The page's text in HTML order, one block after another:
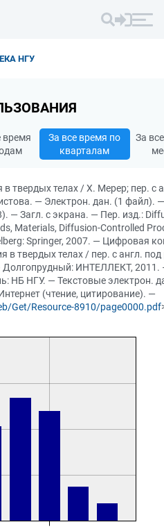
НГУ
время
За все время по
кварталам
За
твердых телах / Х. Мерер; пер. с
— Электрон. дан. (1 файл). —
— Загл. с экрана. — Пер. изд.:
Materials, Diffusion-Controlled
Springer, 2007. — Цифровая
в твердых телах / пер. с англ. под
ИНТЕЛЛЕКТ, 2011.
НБ НГУ. — Текстовые электрон.
(чтение, цитирование). —
Get/Resource-8910/page0000.pdf